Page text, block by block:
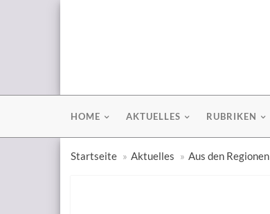
HOME AKTUELLES RUBRIKEN
Startseite Aktuelles Aus den Regionen